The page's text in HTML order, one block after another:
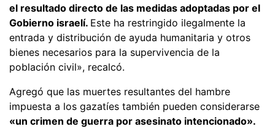
el resultado directo de las medidas adoptadas por el
Gobierno israelí. Este ha restringido ilegalmente la
entrada y distribución de ayuda humanitaria y otros
bienes necesarios para la supervivencia de la
población civil», recalcó.
Agregó que las muertes resultantes del hambre
impuesta a los gazatíes también pueden considerarse
«un crimen de guerra por asesinato intencionado».